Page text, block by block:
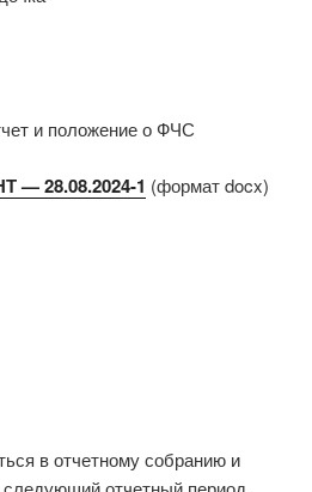
и положение о ФЧС
— 28.08.2024-1 (формат docx)
в отчетному собранию и